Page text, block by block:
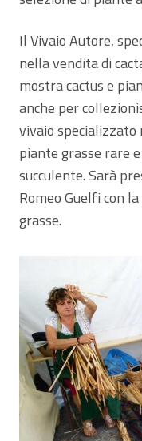
Il Vivaio Autore,
nella vendita di
mostra cactus e
anche per
vivaio
piante grasse rare
succulente. Sarà
Romeo Guelfi con
grasse.